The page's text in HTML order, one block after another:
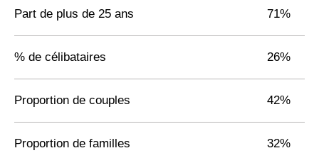
Part de plus de 25 ans 71%
% de célibataires 26%
Proportion de couples 42%
Proportion de familles 32%